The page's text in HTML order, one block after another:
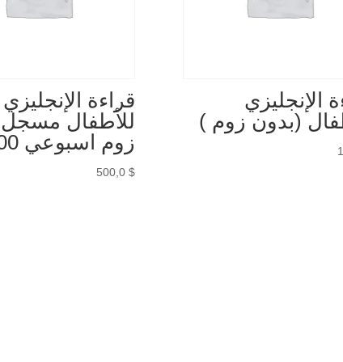
الإنجليزي
(بدون زوم )
قراءة الإنجليزي
للأطفال
زوم اسبوعي 500
500,0 $